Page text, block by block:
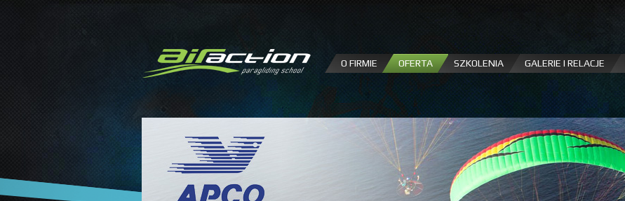
do
O FIRMIE OFERTA SZKOLENIA GALERIE I RELACJE